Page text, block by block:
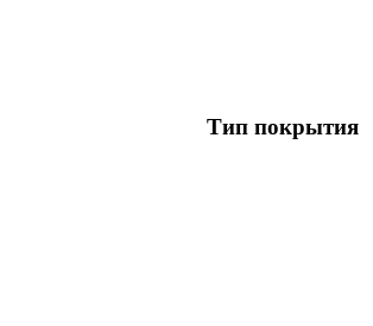
Тип покрытия